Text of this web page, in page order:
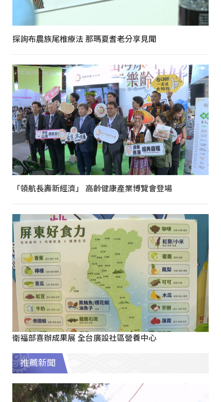
探詢布農族尾椎療法 那瑪夏耆老分享見聞
「領航長壽新經濟」 高齡健康產業博覽會登場
衛福部喜辦成果展 全台廣設社區營養中心
推薦新聞